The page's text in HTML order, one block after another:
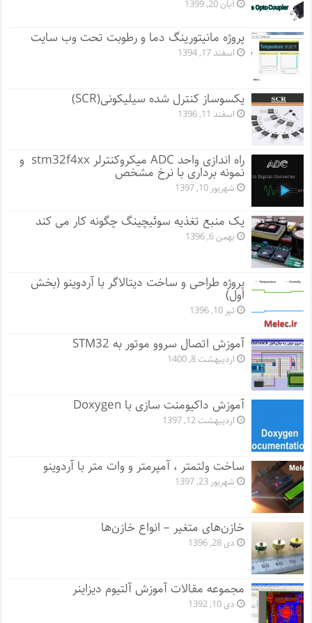
آبان 20, 1399
پروژه مانيتورينگ دما و رطوبت تحت وب سایت
اسفند 17, 1394
یکسوساز کنترل شده سیلیکونی(SCR)
اسفند 11, 1396
راه اندازی واحد ADC میکروکنترلر stm32f4xx و
نمونه برداری با نرخ مشخص
شهریور 10, 1397
یک منبع تغذیه سوئیچینگ چگونه کار می کند
بهمن 6, 1396
پروژه طراحی و ساخت دیتالاگر با آردوینو (بخش
اول)
تیر 10, 1396
آموزش اتصال سروو موتور به STM32
اردیبهشت 8, 1400
آموزش داکیومنت سازی با Doxygen
اردیبهشت 12, 1397
ساخت ولتمتر ، آمپرمتر و وات متر با آردوینو
شهریور 23, 1397
خازن‌های متغیر – انواع خازن‌ها
دی 28, 1396
مجموعه مقالات آموزش آلتیوم دیزاینر
دی 10, 1392